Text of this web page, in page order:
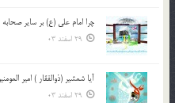
چرا امام علی (ع) بر سایر
29 اسفند 03
آیا شمشیر (ذوالفقار ) امیر
29 اسفند 03